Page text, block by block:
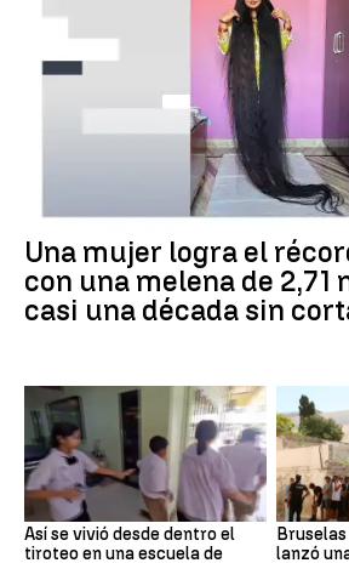
Una mujer logra el
con una melena de 2,71
casi una década sin
Así se vivió desde dentro el
tiroteo en una escuela de
lanzó